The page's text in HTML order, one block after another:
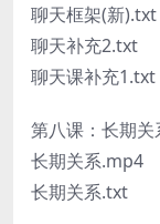
聊天框架(新).txt
聊天补充2.txt
聊天课补充1.txt
第八课：长期关
长期关系.mp4
长期关系.txt